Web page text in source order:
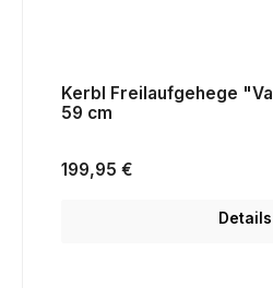
Kerbl Freilaufgehege
59 cm
Regulärer Preis:
199,95 €
Details